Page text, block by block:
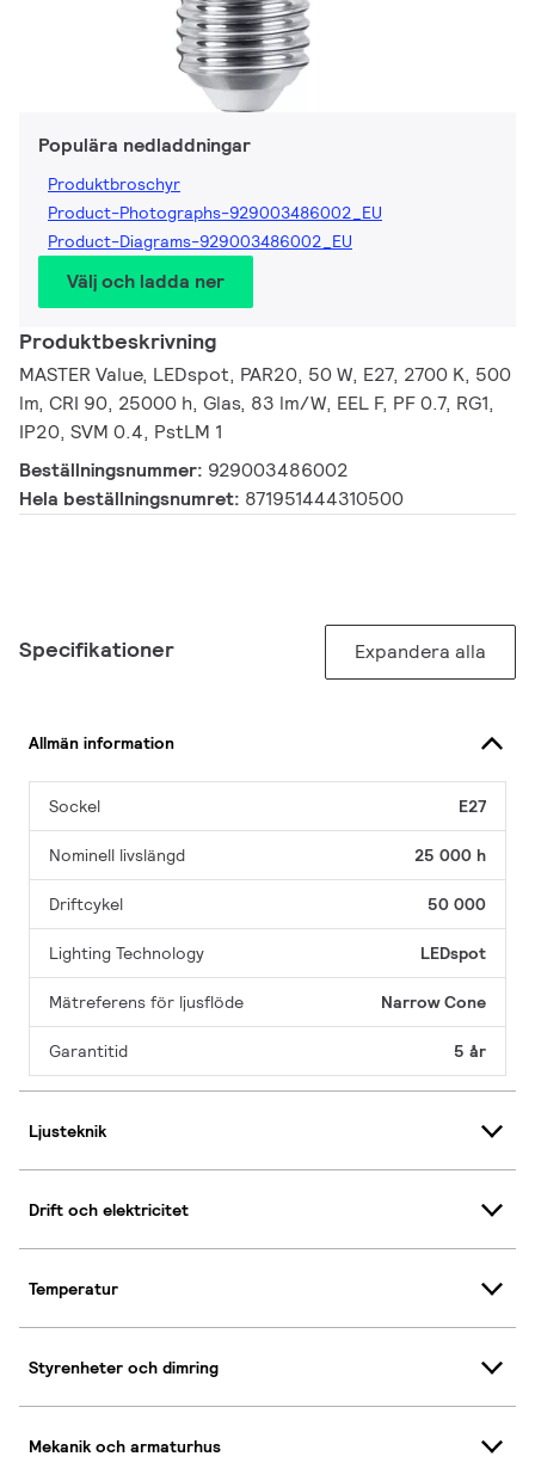
Populära nedladdningar
Produktbroschyr
Product-Photographs-929003486002_EU
Product-Diagrams-929003486002_EU
Välj och ladda ner
Produktbeskrivning
MASTER Value, LEDspot, PAR20, 50 W, E27, 2700 K, 500
lm, CRI 90, 25000 h, Glas, 83 lm/W, EEL F, PF 0.7, RG1,
IP20, SVM 0.4, PstLM 1
Beställningsnummer: 929003486002
Hela beställningsnumret: 871951444310500
Specifikationer Expandera alla
Allmän information
Sockel E27
Nominell livslängd 25 000 h
Driftcykel 50 000
Lighting Technology LEDspot
Mätreferens för ljusflöde Narrow Cone
Garantitid 5 år
Ljusteknik
Drift och elektricitet
Temperatur
Styrenheter och dimring
Mekanik och armaturhus